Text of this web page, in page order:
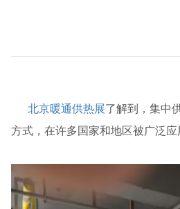
北京暖通供热展了解到，集中
方式，在许多国家和地区被广泛应